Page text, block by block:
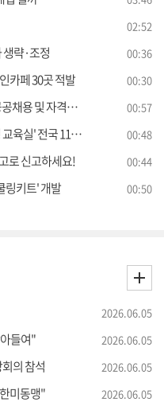
02:52
략·조정 00:36
카페 30곳 적발 00:30
에서 모두 활용 가능 00:57
개 학교에 조성한다 00:48
로 신고하세요! 00:44
링키트' 개발 00:50
2026.06.05
들여" 2026.06.05
의 참석 2026.06.05
미동맹" 2026.06.05